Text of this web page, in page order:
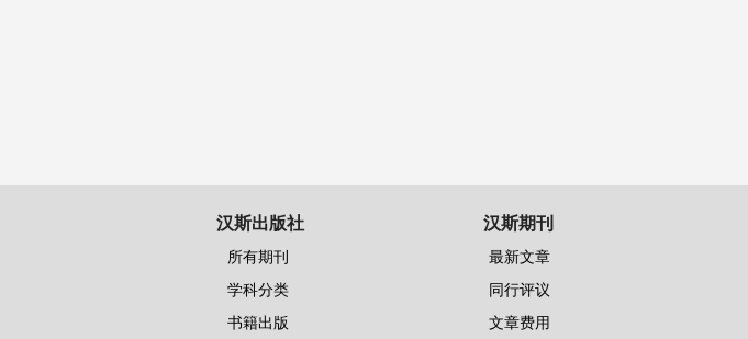
汉斯出版社
所有期刊
学科分类
书籍出版
汉斯期刊
最新文章
同行评议
文章费用